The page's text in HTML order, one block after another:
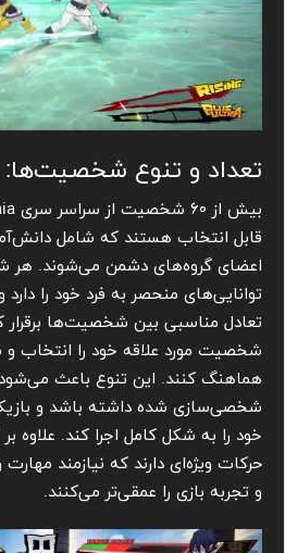
تعداد و تنوع شخصیت‌ها:
قابل انتخاب هستند که شامل
اعضای گروه‌های دشمن می‌شوند.
توانایی‌های منحصر به فرد خود را
تعادل مناسبی بین شخصیت‌ها برقرار
شخصیت مورد علاقه خود را انتخاب و
هماهنگ کنند. این تنوع باعث می‌شود
شخصی‌سازی شده داشته باشد و
خود را به شکل کامل اجرا کند. علاوه
حرکات ویژه‌ای دارند که نیازمند
و تجربه بازی را عمقی‌تر می‌کنند.